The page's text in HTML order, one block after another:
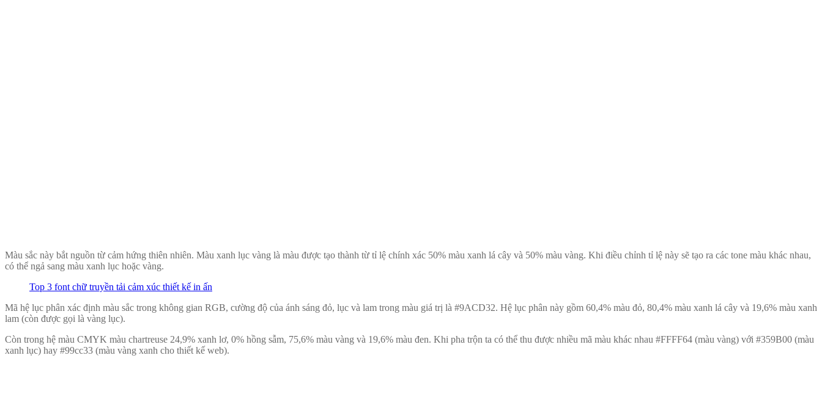
Màu sắc này bắt nguồn từ cảm hứng thiên nhiên. Màu xanh lục vàng là màu được tạo thành từ tỉ lệ chính xác 50% màu xanh lá cây và 50% màu vàng. Khi điều chỉnh tỉ lệ này sẽ tạo ra các tone màu khác nhau,
có thể ngả sang màu xanh lục hoặc vàng.
Top 3 font chữ truyền tải cảm xúc thiết kế in ấn
Mã hệ lục phân xác định màu sắc trong không gian RGB, cường độ của ánh sáng đỏ, lục và lam trong màu giá trị là #9ACD32. Hệ lục phân này gồm 60,4% màu đỏ, 80,4% màu xanh lá cây và 19,6% màu xanh
lam (còn được gọi là vàng lục).
Còn trong hệ màu CMYK màu chartreuse 24,9% xanh lơ, 0% hồng sẫm, 75,6% màu vàng và 19,6% màu đen. Khi pha trộn ta có thể thu được nhiều mã màu khác nhau #FFFF64 (màu vàng) với #359B00 (màu
xanh lục) hay #99cc33 (màu vàng xanh cho thiết kế web).